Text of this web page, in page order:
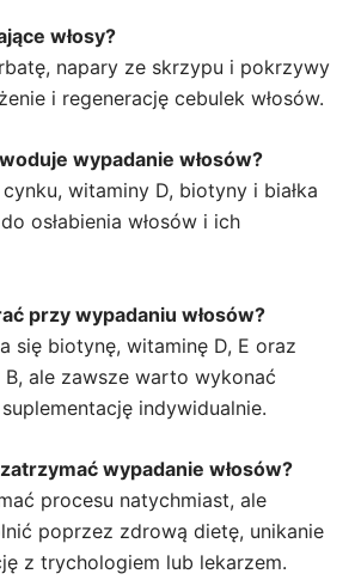
włosy?
napary ze skrzypu i pokrzywy
i regenerację cebulek włosów.
wypadanie włosów?
witaminy D, biotyny i białka
osłabienia włosów i ich
przy wypadaniu włosów?
się biotynę, witaminę D, E oraz
ale zawsze warto wykonać
indywidualnie.
wypadanie włosów?
procesu natychmiast, ale
poprzez zdrową dietę, unikanie
z trychologiem lub lekarzem.